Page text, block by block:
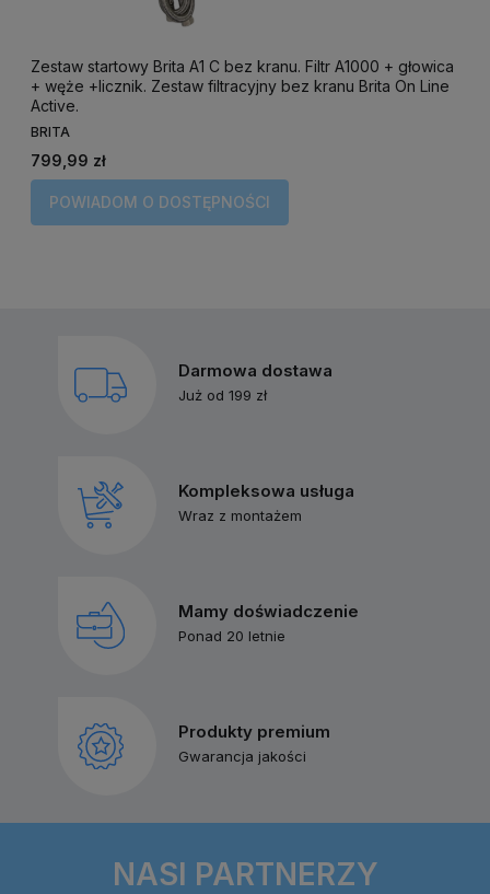
Zestaw startowy Brita A1 C bez kranu. Filtr A1000 + głowica
+ węże +licznik. Zestaw filtracyjny bez kranu Brita On Line
Active.
BRITA
799,99 zł
POWIADOM O DOSTĘPNOŚCI
Darmowa dostawa
Już od 199 zł
Kompleksowa usługa
Wraz z montażem
Mamy doświadczenie
Ponad 20 letnie
Produkty premium
Gwarancja jakości
NASI PARTNERZY